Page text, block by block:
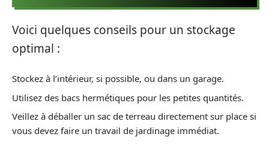
Voici quelques conseils pour un stockage
optimal :
Stockez à l’intérieur, si possible, ou dans un garage.
Utilisez des bacs hermétiques pour les petites quantités.
Veillez à déballer un sac de terreau directement sur place si
vous devez faire un travail de jardinage immédiat.